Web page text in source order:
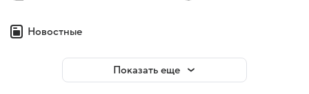
Новостные
Показать еще